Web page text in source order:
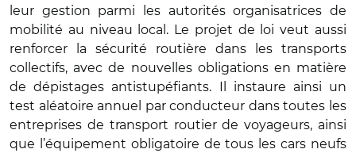
leur gestion parmi les autorités organisatrices de
mobilité au niveau local. Le projet de loi veut aussi
renforcer la sécurité routière dans les transports
collectifs, avec de nouvelles obligations en matière
de dépistages antistupéfiants. Il instaure ainsi un
test aléatoire annuel par conducteur dans toutes les
entreprises de transport routier de voyageurs, ainsi
que l’équipement obligatoire de tous les cars neufs